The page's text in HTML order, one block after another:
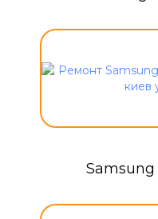
Samsung